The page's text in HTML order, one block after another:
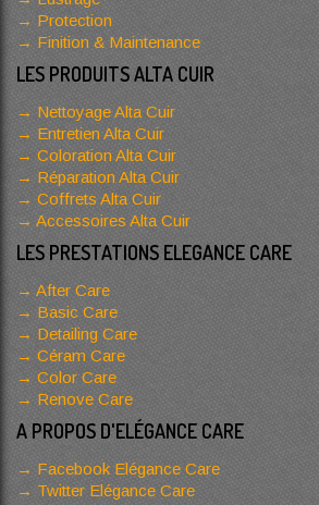
Protection
Finition & Maintenance
LES PRODUITS ALTA CUIR
Nettoyage Alta Cuir
Entretien Alta Cuir
Coloration Alta Cuir
Réparation Alta Cuir
Coffrets Alta Cuir
Accessoires Alta Cuir
LES PRESTATIONS ELEGANCE CARE
After Care
Basic Care
Detailing Care
Céram Care
Color Care
Renove Care
A PROPOS D'ELÉGANCE CARE
Facebook Elégance Care
Twitter Elégance Care